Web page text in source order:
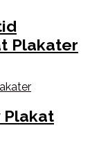
Plakater
Plakat